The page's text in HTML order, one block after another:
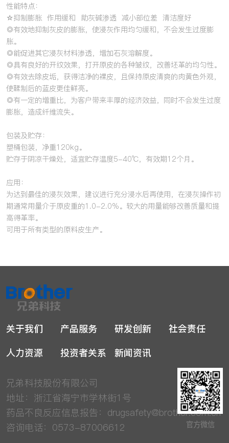
性能特点：
☆抑制膨胀 作用缓和 助灰碱渗透 减小部位差 清洁度好
◎有效地抑制灰皮的膨胀，使浸灰作用均匀缓和，不会发生过度膨
胀。
◎能促进其它浸灰材料渗透，增加石灰溶解度。
◎具有良好的开纹效果，打开原皮的各种皱纹，改善坯革的均匀性。
◎有效去除皮垢，获得洁净的裸皮，且保持原皮清爽的肉黄色外观，
使鞣制后的蓝皮更佳鲜亮。
◎有一定的增重比，为客户带来丰厚的经济效益，同时不会发生过度
膨胀，造成纤维流失。
包装及贮存：
塑桶包装，净重120kg。
贮存于阴凉干燥处，适宜贮存温度5-40℃，有效期12个月。
应用：
为达到最佳的浸灰效果，建议进行充分浸水后再使用，在浸灰操作初
期通常用量介于原皮重的1.0-2.0%。较大的用量能够改善质量和提
高得革率。
可用于所有类型的原料皮生产。
关于我们 产品服务 研发创新
社会责任
人力资源
投资者关系 新闻资讯
兄弟科技股份有限公司
地址：浙江省海宁市学林街1号
药品不良反应信息报告： drugsafety@brother.com.cn
咨询电话：0573-87006612
官方微信